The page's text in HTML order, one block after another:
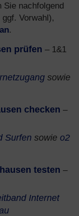
Sie nachfolgend
Vorwahl),
.
prüfen – 1&1
sowie
checken –
Surfen sowie o2
testen –
Internet